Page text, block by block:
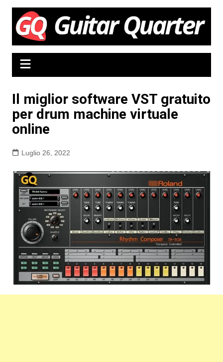
Salta
contenuto
Il miglior software VST gratuito
per drum machine virtuale
online
Luglio 26, 2022